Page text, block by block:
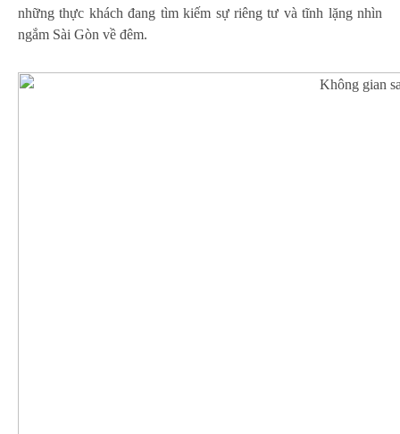
những thực khách đang tìm kiếm sự riêng tư và tĩnh lặng nhìn
ngắm Sài Gòn về đêm.